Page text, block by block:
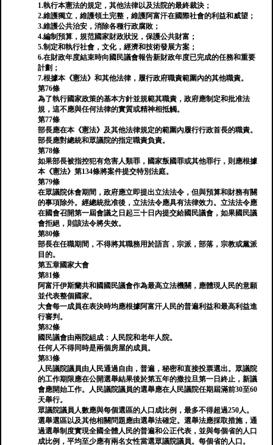
1.執行本憲法的規定，其他法律以及法院的最終裁決；
2.維護獨立，維護領土完整，維護阿富汗在國際社會的利益和威望；
3.維護公共治安，消除各種行政腐敗；
4.編制預算，規范國家財政狀況，保護公共財富；
5.制定和執行社會，文化，經濟和技術發展方案；
6.在財政年度結束時向國民議會報告新財政年度已完成的任務和重要
計劃；
7.根據本《憲法》和其他法律，履行政府職責範圍內的其他職責。
第76條
為了執行國家政策的基本方針並規範其職責，政府應制定和批准法
規，這不應與任何法律的實質或精神相抵觸。
第77條
部長應在本《憲法》及其他法律規定的範圍內履行行政首長的職責。
部長應對總統和眾議院的指定職責負責。
第78條
如果部長被指控犯有危害人類罪，國家叛國罪或其他罪行，則應根據
本《憲法》第134條將案件提交特別法庭。
第79條
在眾議院休會期間，政府應立即提出立法法令，但與預算和財務有關
的事項除外。經總統批准後，立法法令應具有法律效力。立法法令應
在國會召開第一屆會議之日起三十日內提交給國民議會，如果國民議
會拒絕，則該法令將失效。
第80條
部長在任職期間，不得將其職務用於語言，宗派，部落，宗教或黨派
目的。
第五章國家大會
第81條
阿富汗伊斯蘭共和國國民議會作為最高立法機關，應體現人民的意願
並代表整個國家。
大會每一成員在表決時均應根據阿富汗人民的普遍利益和最高利益進
行審判。
第82條
國民議會由兩院組成：人民院和老年人院。
任何人不得同時是兩個房屋的成員。
第83條
人民議院議員由人民通過自由，普遍，秘密和直接投票選出。眾議院
的工作期限應在公開選舉結果後於第五年的撒拉旦第一日終止，新議
會應開始工作。人民議院議員的選舉應在人民議院任期屆滿前30至60
天舉行。
眾議院議員人數應與每個選區的人口成比例，最多不得超過250人。
選舉選區以及其他相關問題應由選舉法確定。選舉法應採取措施，通
過選舉制度實現全國全體人民的普遍和公正代表，並與每個省的人口
成比例，平均至少應有兩名女性當選眾議院議員。每個省的人口。